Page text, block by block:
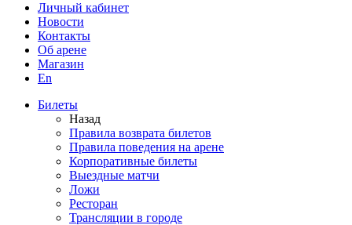
Личный кабинет
Новости
Контакты
Об арене
Магазин
En
Билеты
Назад
Правила возврата билетов
Правила поведения на арене
Корпоративные билеты
Выездные матчи
Ложи
Ресторан
Трансляции в городе